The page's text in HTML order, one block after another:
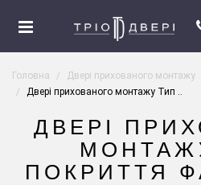
Головна
Двері прихованого монтажу
Двері прихованого монтажу Тип ..
ДВЕРІ
ПОКРИТТЯ